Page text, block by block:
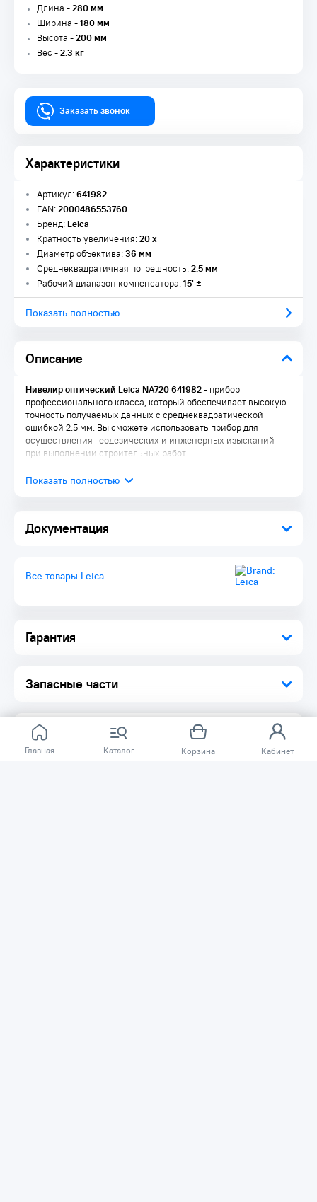
Главная Каталог Корзина Кабинет
Длина -280 мм
Ширина -180 мм
Высота -200 мм
Вес -2.3 кг
Заказать звонок
Характеристики
Описание
Документация
Гарантия
Запасные части
Артикул:641982
EAN:2000486553760
Бренд:Leica
Кратность увеличения:20 х
Диаметр объектива:36 мм
Среднеквадратичная погрешность:2.5 мм
Рабочий диапазон компенсатора:15' ±
Показать полностью
Нивелир оптический Leica NA720 641982- прибор
профессионального класса, который обеспечивает высокую
точность получаемых данных с среднеквадратической
ошибкой 2.5 мм. Вы сможете использовать прибор для
осуществления геодезических и инженерных изысканий
при выполнении строительных работ.
Водонепроницаемый и пылезащищенный корпус
Две скорости фокусировки
Кнопка фиксации компенсатора
Оптический нивелир 1 шт.
Инструкция по эксплуатации 1 шт.
Кейс
Все товары Leica